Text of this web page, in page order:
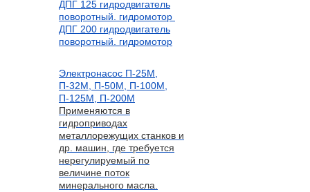
ДПГ 125 гидродвигатель
поворотный. гидромотор
ДПГ 200 гидродвигатель
поворотный. гидромотор
Электронасос П-25М,
П-32М, П-50М, П-100М,
П-125М, П-200М
Применяются в
гидроприводах
металлорежущих станков и
др. машин, где требуется
нерегулируемый по
величине поток
минерального масла.